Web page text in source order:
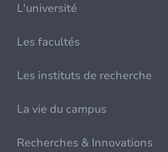
L'université
Les facultés
Les instituts de recherche
La vie du campus
Recherches & Innovations